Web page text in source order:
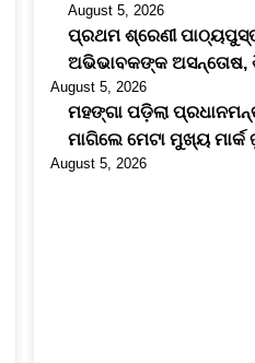
August 5, 2026
ପ୍ରଥମ ଶ୍ରେଣୀ
ଅଭିଭାବକଙ୍କ ଅସନ୍ତୋଷ,
August 5, 2026
ମହଙ୍ଗା ପଡ଼ିଲା
ମାଗିଲେ ମେଟା ମୁଖ୍ୟ ମାର୍କ
August 5, 2026